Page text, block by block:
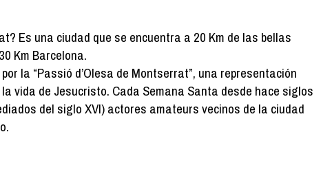
Es una ciudad que se encuentra a 20 Km de las bellas
Km Barcelona.
la “Passió d’Olesa de Montserrat”, una representación
vida de Jesucristo. Cada Semana Santa desde hace siglos
del siglo XVI) actores amateurs vecinos de la ciudad